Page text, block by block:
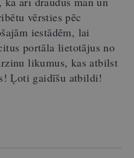
vērsties pēc
iestādēm, lai
portāla lietotājus no
likumus, kas atbilst
Ļoti gaidīšu atbildi!